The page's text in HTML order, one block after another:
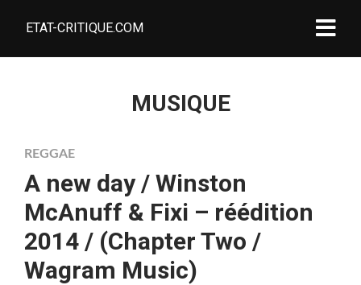
ETAT-CRITIQUE.COM
MUSIQUE
REGGAE
A new day / Winston
McAnuff & Fixi – réédition
2014 / (Chapter Two /
Wagram Music)